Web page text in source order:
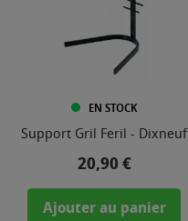
EN STOCK
Support Gril Feril - Dixneuf
Prix
20,90 €
Ajouter au panier